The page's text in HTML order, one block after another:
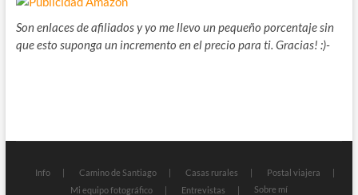
Son enlaces de afiliados y yo me llevo un pequeño porcentaje sin
que esto suponga un incremento en el precio para ti. Gracias! :)-
Info Camino de Santiago Casas rurales
Postal viajera
Mi equipo fotográfico
Entrevistas Sobre mí